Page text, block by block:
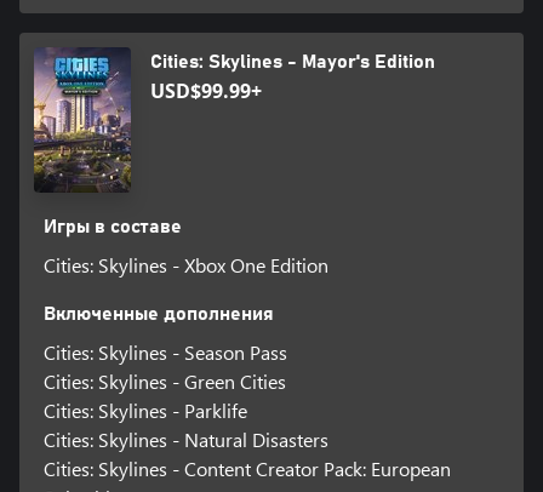
Cities: Skylines - Mayor's Edition
USD$99.99+
Игры в составе
Cities: Skylines - Xbox One Edition
Включенные дополнения
Cities: Skylines - Season Pass
Cities: Skylines - Green Cities
Cities: Skylines - Parklife
Cities: Skylines - Natural Disasters
Cities: Skylines - Content Creator Pack: European